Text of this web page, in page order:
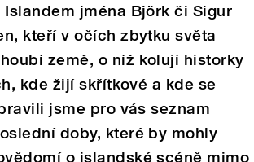
jména Björk či Sigur
kteří v očích zbytku světa
země, o níž kolují historky
kde žijí skřítkové a kde se
jsme pro vás seznam
doby, které by mohly
o islandské scéně mimo